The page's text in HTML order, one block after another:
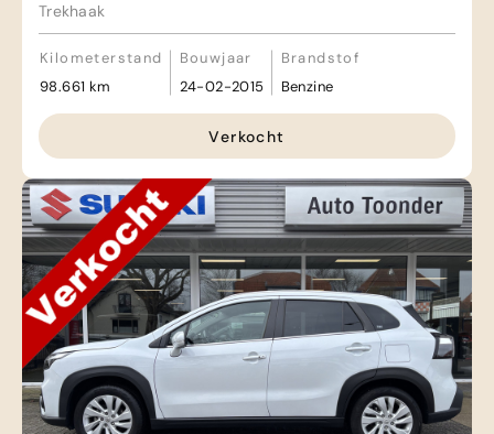
Trekhaak
Kilometerstand
98.661 km
Bouwjaar
24-02-2015
Brandstof
Benzine
Verkocht